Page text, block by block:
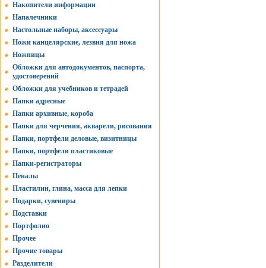
Накопители информации
Напалечники
Настольные наборы, аксессуары
Ножи канцелярские, лезвия для ножа
Ножницы
Обложки для автодокументов, паспорта,
удостоверений
Обложки для учебников и тетрадей
Папки адресные
Папки архивные, короба
Папки для черчения, акварели, рисования
Папки, портфели деловые, визитницы
Папки, портфели пластиковые
Папки-регистраторы
Пеналы
Пластилин, глина, масса для лепки
Подарки, сувениры
Подставки
Портфолио
Прочее
Прочие товары
Разделители